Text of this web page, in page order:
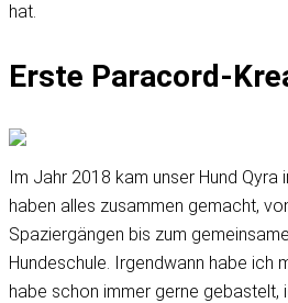
hat.
Erste Paracord-
Im Jahr 2018 kam unser Hund Qyra
haben alles zusammen gemacht,
Spaziergängen bis zum
Hundeschule. Irgendwann habe ich
habe schon immer gerne gebastelt,